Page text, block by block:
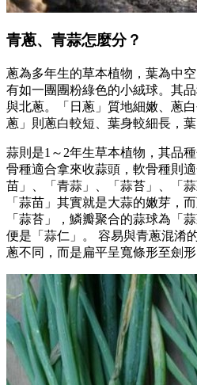
青蔥、青蒜怎麼分？
蔥為多年生的草本植物，葉為中
有如一團團粉綠色的小絨球。其
與北蔥。「日蔥」質地細嫩、蔥
蔥」則蔥白較短、葉身較細長，葉
蒜則是1～2年生草本植物，其品
骨種適合拿來收蒜頭，軟骨種則
苗」、「青蒜」、「蒜苔」、「
「蒜苗」其實就是大蒜的嫩芽，
「蒜苔」，鱗瓣聚合的蒜球為「
便是「蒜仁」。 容易與青蔥混淆
蔥不同，而是扁平呈寬條形至劍形